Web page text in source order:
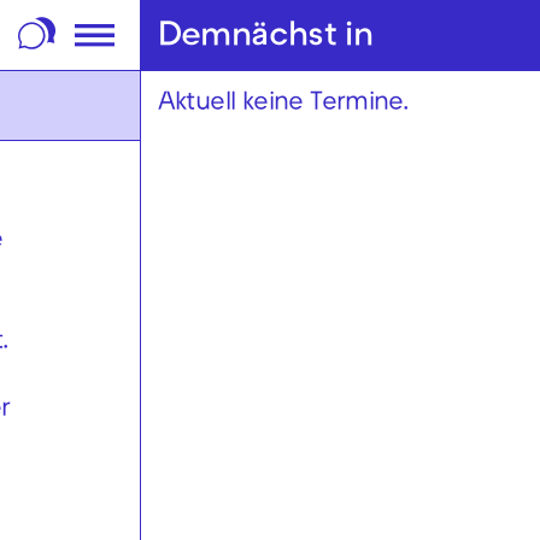
Footer springen
Demnächst in
Aktuell keine Termine.